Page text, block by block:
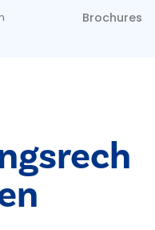
Brochures